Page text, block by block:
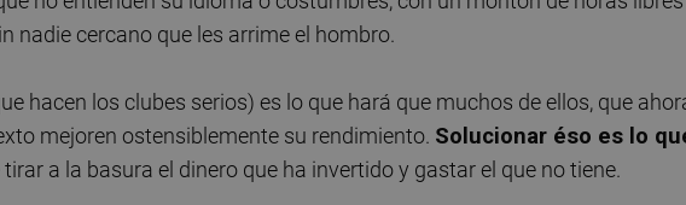
nadie cercano que les arrime el hombro.
hacen los clubes serios) es lo que hará que muchos de ellos, que
mejoren ostensiblemente su rendimiento. Solucionar éso es lo
a la basura el dinero que ha invertido y gastar el que no tiene.